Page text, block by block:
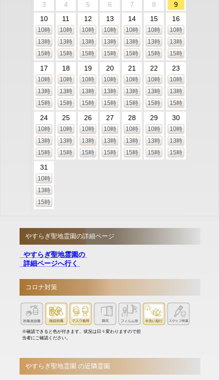
3
4 5 6 7 8
9
10
10時
13時
15時
11
10時
13時
15時
12
10時
13時
15時
13
10時
13時
15時
14
10時
13時
15時
15
10時
13時
15時
16
10時
13時
15時
17
10時
13時
15時
18
10時
13時
15時
19
10時
13時
15時
20
10時
13時
15時
21
10時
13時
15時
22
10時
13時
15時
23
10時
13時
15時
24
10時
13時
15時
25
10時
13時
15時
26
10時
13時
15時
27
10時
13時
15時
28
10時
13時
15時
29
10時
13時
15時
30
10時
13時
15時
31
10時
13時
15時
やすらぎ聖地霊園の詳細ページ
やすらぎ聖地霊園の
詳細ページへ行く
コロナ対策
※確認できると色が付きます。状況は日々変わりますので担
当者にご確認ください。
やすらぎ聖地霊園 の近隣霊園